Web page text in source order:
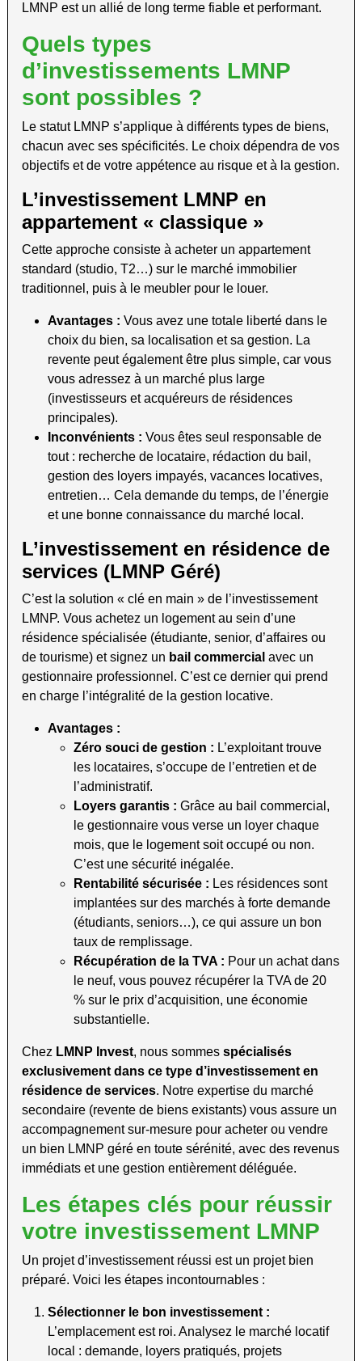
LMNP est un allié de long terme fiable et performant.
Quels types
d’investissements LMNP
sont possibles ?
Le statut LMNP s’applique à différents types de biens,
chacun avec ses spécificités. Le choix dépendra de vos
objectifs et de votre appétence au risque et à la gestion.
L’investissement LMNP en
appartement « classique »
Cette approche consiste à acheter un appartement
standard (studio, T2…) sur le marché immobilier
traditionnel, puis à le meubler pour le louer.
Avantages : Vous avez une totale liberté dans le
choix du bien, sa localisation et sa gestion. La
revente peut également être plus simple, car vous
vous adressez à un marché plus large
(investisseurs et acquéreurs de résidences
principales).
Inconvénients : Vous êtes seul responsable de
tout : recherche de locataire, rédaction du bail,
gestion des loyers impayés, vacances locatives,
entretien… Cela demande du temps, de l’énergie
et une bonne connaissance du marché local.
L’investissement en résidence de
services (LMNP Géré)
C’est la solution « clé en main » de l’investissement
LMNP. Vous achetez un logement au sein d’une
résidence spécialisée (étudiante, senior, d’affaires ou
de tourisme) et signez un bail commercial avec un
gestionnaire professionnel. C’est ce dernier qui prend
en charge l’intégralité de la gestion locative.
Avantages :
Zéro souci de gestion : L’exploitant trouve
les locataires, s’occupe de l’entretien et de
l’administratif.
Loyers garantis : Grâce au bail commercial,
le gestionnaire vous verse un loyer chaque
mois, que le logement soit occupé ou non.
C’est une sécurité inégalée.
Rentabilité sécurisée : Les résidences sont
implantées sur des marchés à forte demande
(étudiants, seniors…), ce qui assure un bon
taux de remplissage.
Récupération de la TVA : Pour un achat dans
le neuf, vous pouvez récupérer la TVA de 20
% sur le prix d’acquisition, une économie
substantielle.
Chez LMNP Invest, nous sommesspécialisés
exclusivement dans ce type d’investissement en
résidence de services. Notre expertise du marché
secondaire (revente de biens existants) vous assure un
accompagnement sur-mesure pour acheter ou vendre
un bien LMNP géré en toute sérénité, avec des revenus
immédiats et une gestion entièrement déléguée.
Les étapes clés pour réussir
votre investissement LMNP
Un projet d’investissement réussi est un projet bien
préparé. Voici les étapes incontournables :
Sélectionner le bon investissement :
L’emplacement est roi. Analysez le marché locatif
local : demande, loyers pratiqués, projets